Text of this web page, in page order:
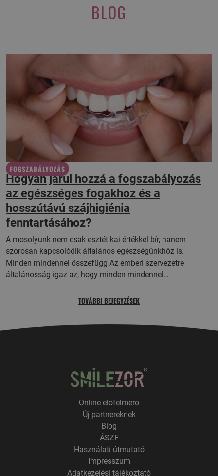
BLOG
FOGSZABÁLYOZÁS
Hogyan járul hozzá a fogszabályozás
az egészséges fogakhoz és a
hosszútávú szájhigiénia
fenntartásához?
A mosolyunk nem csak esztétikai értékkel bír, hanem
szorosan kapcsolódik általános egészségünkhöz is.
Minden mindennel összefügg Az emberi szervezetre
általánosság igaz az, hogy minden mindennel…
TOVÁBBI BEJEGYZÉSEK
Online előfelmérő
Új partnereknek
Blog
ÁSZF
Használati útmutató
Impresszum
Adatkezelési tájékoztató